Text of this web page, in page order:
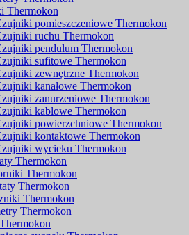
Thermokon
pomieszczeniowe Thermokon
ruchu Thermokon
pendulum Thermokon
sufitowe Thermokon
zewnętrzne Thermokon
kanałowe Thermokon
zanurzeniowe Thermokon
kablowe Thermokon
powierzchniowe Thermokon
kontaktowe Thermokon
wycieku Thermokon
Thermokon
Thermokon
Thermokon
Thermokon
Thermokon